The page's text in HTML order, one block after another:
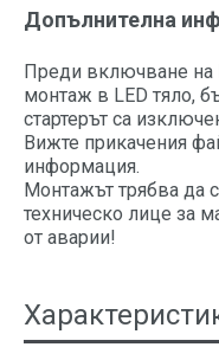
Допълнителна
Преди включване на
монтаж в LED тяло,
стартерът са
Вижте прикачения
информация.
Монтажът трябва да
техническо лице за
от аварии!